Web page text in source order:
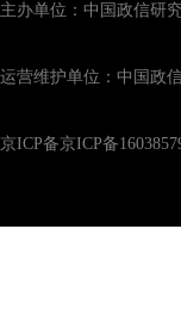
主办单位：中国政信研
运营维护单位：中国
京ICP备京ICP备